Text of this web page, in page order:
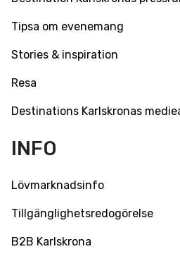
Tipsa om evenemang
Stories & inspiration
Resa
Destinations Karlskronas
INFO
Lövmarknadsinfo
Tillgänglighetsredogörelse
B2B Karlskrona